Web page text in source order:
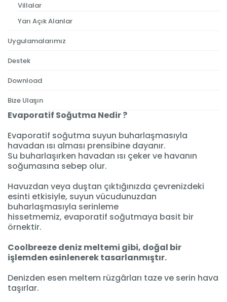
Evaporatif Soğutma Nedir ?
Evaporatif soğutma suyun buharlaşmasıyla
havadan ısı alması prensibine dayanır.
Su buharlaşırken havadan ısı çeker ve havanın
soğumasına sebep olur.
Havuzdan veya duştan çıktığınızda çevrenizdeki
esinti etkisiyle, suyun vücudunuzdan
buharlaşmasıyla serinleme
hissetmemiz, evaporatif soğutmaya basit bir
örnektir.
Coolbreeze deniz meltemi gibi, doğal bir
işlemden esinlenerektasarlanmıştır.
Denizden esen meltem rüzgârları taze ve serin hava
taşırlar.
Villalar
Yarı Açık Alanlar
Uygulamalarımız
Destek
Download
Bize Ulaşın